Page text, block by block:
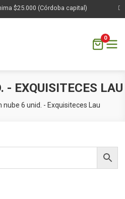
$25.000 (Córdoba capital)
0
- EXQUISITECES LAU
nube 6 unid. - Exquisiteces Lau